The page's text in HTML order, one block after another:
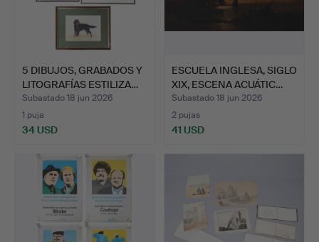
5 DIBUJOS, GRABADOS Y
LITOGRAFÍAS ESTILIZA…
Subastado 18 jun 2026
1 puja
34 USD
ESCUELA INGLESA, SIGLO
XIX, ESCENA ACUÁTIC…
Subastado 18 jun 2026
2 pujas
41 USD